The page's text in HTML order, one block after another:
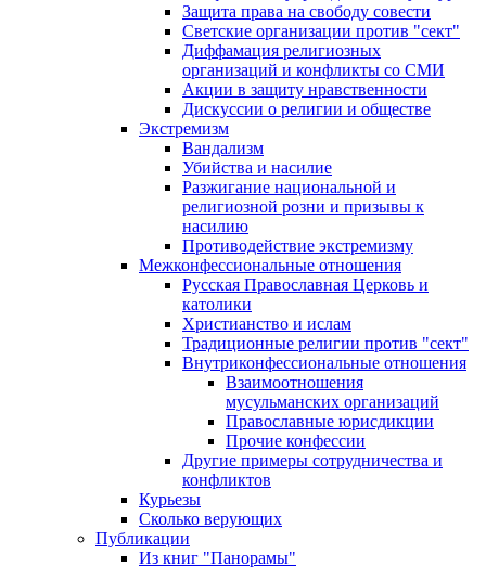
Защита права на свободу совести
Светские организации против "сект"
Диффамация религиозных
организаций и конфликты со СМИ
Акции в защиту нравственности
Дискуссии о религии и обществе
Экстремизм
Вандализм
Убийства и насилие
Разжигание национальной и
религиозной розни и призывы к
насилию
Противодействие экстремизму
Межконфессиональные отношения
Русская Православная Церковь и
католики
Христианство и ислам
Традиционные религии против "сект"
Внутриконфессиональные отношения
Взаимоотношения
мусульманских организаций
Православные юрисдикции
Прочие конфессии
Другие примеры сотрудничества и
конфликтов
Курьезы
Сколько верующих
Публикации
Из книг "Панорамы"